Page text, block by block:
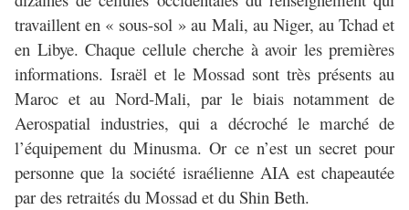
travaillent en « sous-sol » au Mali, au Niger, au Tchad et
en Libye. Chaque cellule cherche à avoir les premières
informations. Israël et le Mossad sont très présents au
Maroc et au Nord-Mali, par le biais notamment de
Aerospatial industries, qui a décroché le marché de
l’équipement du Minusma. Or ce n’est un secret pour
personne que la société israélienne AIA est chapeautée
par des retraités du Mossad et du Shin Beth.